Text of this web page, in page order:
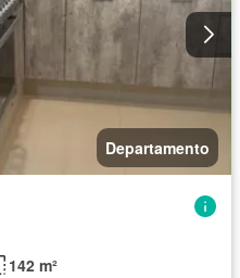
Departamento
142 m²